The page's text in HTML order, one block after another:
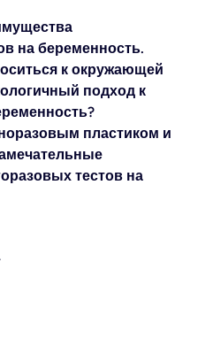
на беременность.
к окружающей
подход к
пластиком и
тестов на